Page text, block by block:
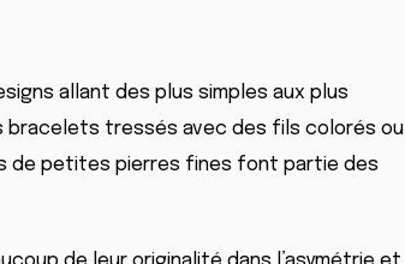
allant des plus simples aux plus
bracelets tressés avec des fils colorés ou
de petites pierres fines font partie des